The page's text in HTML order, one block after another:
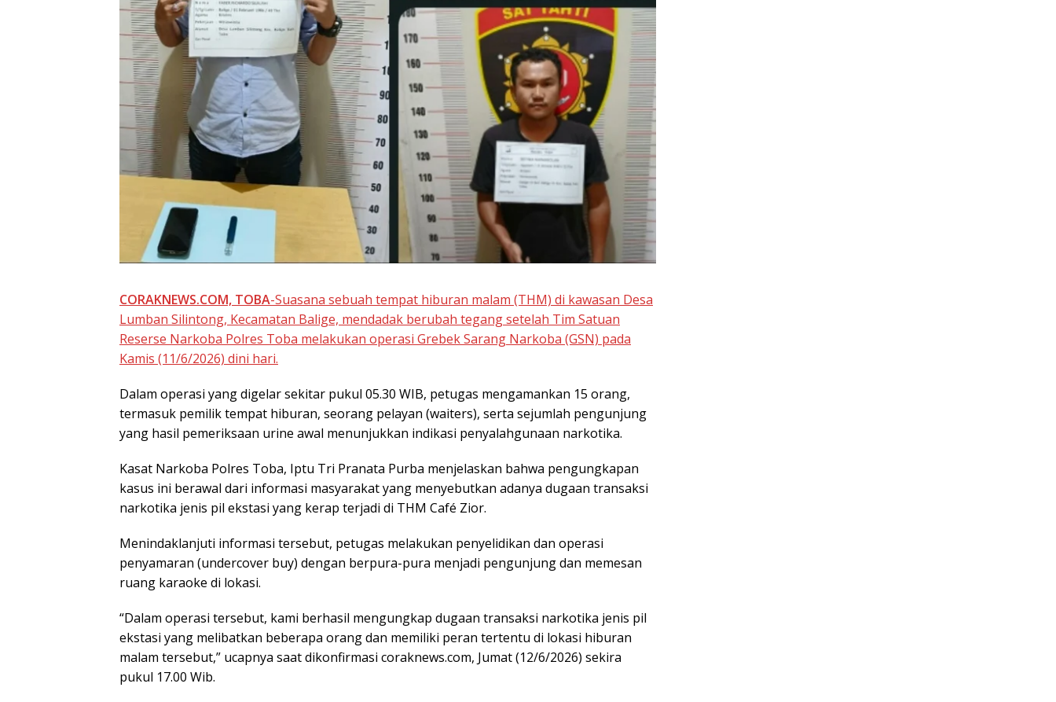
CORAKNEWS.COM, TOBA-Suasana sebuah tempat hiburan malam (THM) di kawasan Desa
Lumban Silintong, Kecamatan Balige, mendadak berubah tegang setelah Tim Satuan
Reserse Narkoba Polres Toba melakukan operasi Grebek Sarang Narkoba (GSN) pada
Kamis (11/6/2026) dini hari.
Dalam operasi yang digelar sekitar pukul 05.30 WIB, petugas mengamankan 15 orang,
termasuk pemilik tempat hiburan, seorang pelayan (waiters), serta sejumlah pengunjung
yang hasil pemeriksaan urine awal menunjukkan indikasi penyalahgunaan narkotika.
Kasat Narkoba Polres Toba, Iptu Tri Pranata Purba menjelaskan bahwa pengungkapan
kasus ini berawal dari informasi masyarakat yang menyebutkan adanya dugaan transaksi
narkotika jenis pil ekstasi yang kerap terjadi di THM Café Zior.
Menindaklanjuti informasi tersebut, petugas melakukan penyelidikan dan operasi
penyamaran (undercover buy) dengan berpura-pura menjadi pengunjung dan memesan
ruang karaoke di lokasi.
“Dalam operasi tersebut, kami berhasil mengungkap dugaan transaksi narkotika jenis pil
ekstasi yang melibatkan beberapa orang dan memiliki peran tertentu di lokasi hiburan
malam tersebut,” ucapnya saat dikonfirmasi coraknews.com, Jumat (12/6/2026) sekira
pukul 17.00 Wib.